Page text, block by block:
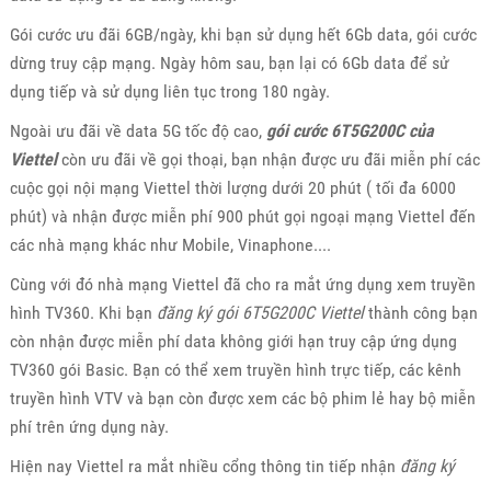
Gói cước ưu đãi 6GB/ngày, khi bạn sử dụng hết 6Gb data, gói cước
dừng truy cập mạng. Ngày hôm sau, bạn lại có 6Gb data để sử
dụng tiếp và sử dụng liên tục trong 180 ngày.
Ngoài ưu đãi về data 5G tốc độ cao, gói cước 6T5G200C của
Viettelcòn ưu đãi về gọi thoại, bạn nhận được ưu đãi miễn phí các
cuộc gọi nội mạng Viettel thời lượng dưới 20 phút ( tối đa 6000
phút) và nhận được miễn phí 900 phút gọi ngoại mạng Viettel đến
các nhà mạng khác như Mobile, Vinaphone....
Cùng với đó nhà mạng Viettel đã cho ra mắt ứng dụng xem truyền
hình TV360. Khi bạn đăng ký gói 6T5G200C Viettelthành công bạn
còn nhận được miễn phí data không giới hạn truy cập ứng dụng
TV360 gói Basic. Bạn có thể xem truyền hình trực tiếp, các kênh
truyền hình VTV và bạn còn được xem các bộ phim lẻ hay bộ miễn
phí trên ứng dụng này.
Hiện nay Viettel ra mắt nhiều cổng thông tin tiếp nhận đăng ký